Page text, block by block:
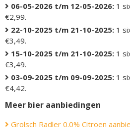
06-05-2026 t/m 12-05-2026: 1
€2,99.
22-10-2025 t/m 21-10-2025: 1
€3,49.
15-10-2025 t/m 21-10-2025: 1
€3,49.
03-09-2025 t/m 09-09-2025: 1
€4,42.
Meer bier aanbiedingen
Grolsch Radler 0.0% Citroen